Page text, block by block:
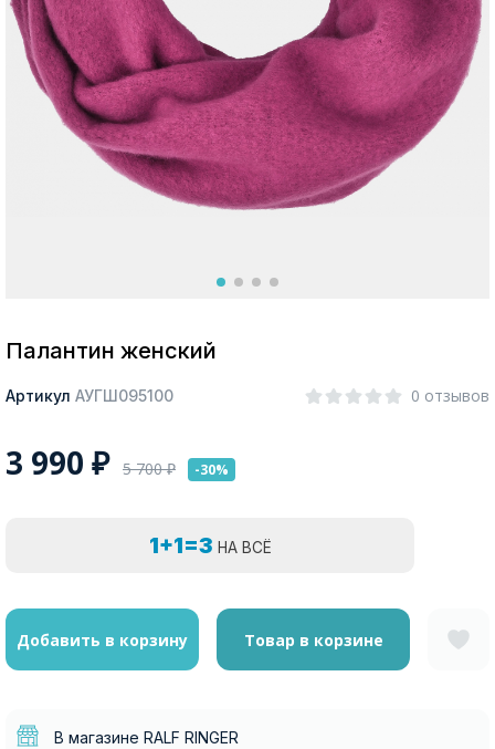
Москва
Изменить город
Палантин женский
Артикул АУГШ095100 0 отзывов
3 990 ₽ 5 700₽ -30%
1+1=3 НА ВСЁ
Добавить в корзину Товар в корзине
В магазине RALF RINGER